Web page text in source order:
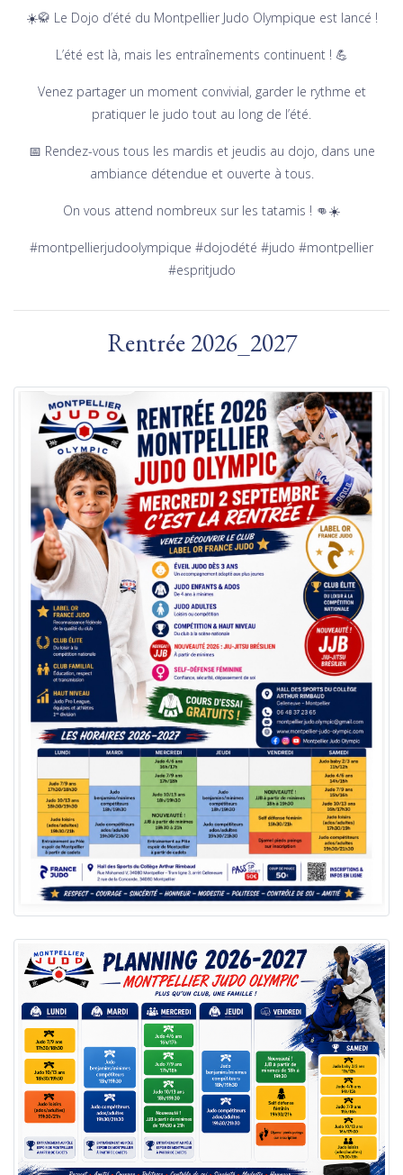
☀️🥋 Le Dojo d’été du Montpellier Judo Olympique est lancé !
L’été est là, mais les entraînements continuent ! 💪
Venez partager un moment convivial, garder le rythme et
pratiquer le judo tout au long de l’été.
📅 Rendez-vous tous les mardis et jeudis au dojo, dans une
ambiance détendue et ouverte à tous.
On vous attend nombreux sur les tatamis ! 👊☀️
#montpellierjudoolympique #dojodété #judo #montpellier
#espritjudo
Rentrée 2026_2027